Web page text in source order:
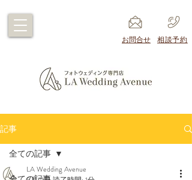
​お問合せ ​相談予約
記事
全ての記事
LA Wedding Avenue